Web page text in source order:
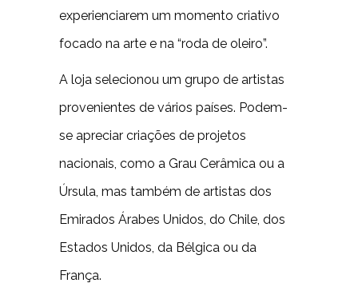
experienciarem um momento criativo
focado na arte e na “roda de oleiro”.
A loja selecionou um grupo de artistas
provenientes de vários países. Podem-
se apreciar criações de projetos
nacionais, como a Grau Cerâmica ou a
Úrsula, mas também de artistas dos
Emirados Árabes Unidos, do Chile, dos
Estados Unidos, da Bélgica ou da
França.